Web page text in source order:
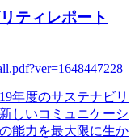
ティレポート
年度のサステナビリ
しいコミュニケーシ
能力を最大限に生か